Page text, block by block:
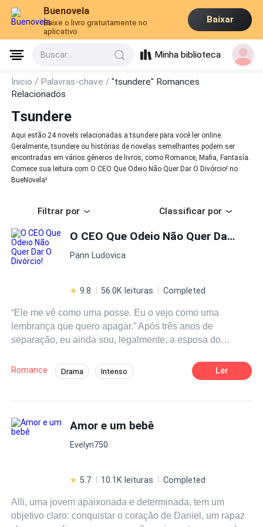
Buenovela
Baixe o livro gratuitamente no
aplicativo
Baixar
Buscar... Minha biblioteca
Inicio / Palavras-chave /"tsundere" Romances
Relacionados
Tsundere
Aqui estão 24 novels relacionadas a tsundere para você ler online.
Geralmente, tsundere ou histórias de novelas semelhantes podem ser
encontradas em vários gêneros de livros, como Romance, Mafia, Fantasía.
Comece sua leitura com O CEO Que Odeio Não Quer Dar O Divórcio! no
BueNovela!
Filtrar por Classificar por
O CEO Que Odeio Não Quer Dar O Divórcio!
Pann Ludovica
9.8 56.0K leituras Completed
“Ele me vê como uma posse. Eu o vejo como uma
lembrança que quero apagar.” Após três anos de
separação, eu ainda sou, legalmente, a esposa do
controle. Ele se recusa a assinar o divórcio, me mantém
presa em um casamento que ele mal reconhece. Frio,
que sempre quis: amor e liberdade. Só que o homem que
ignorou minha existência por anos agora se transforma.
Seu olhar, sua presença, tudo nele é diferente. Mais
ter de volta agora? Será que me enganei sobre quem ele
armadilha?
Romance Drama Intenso
Amor Após o Casamento
Ler
Amor e um bebê
Evelyn750
5.7 10.1K leituras Completed
Alli, uma jovem apaixonada e determinada, tem um
objetivo claro: conquistar o coração de Daniel, um rapaz